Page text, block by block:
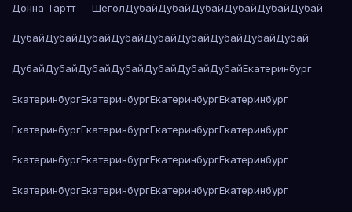
Донна Тартт — ЩеголДубайДубайДубайДубайДубайДубай
ДубайДубайДубайДубайДубайДубайДубайДубайДубай
ДубайДубайДубайДубайДубайДубайДубайЕкатеринбург
ЕкатеринбургЕкатеринбургЕкатеринбургЕкатеринбург
ЕкатеринбургЕкатеринбургЕкатеринбургЕкатеринбург
ЕкатеринбургЕкатеринбургЕкатеринбургЕкатеринбург
ЕкатеринбургЕкатеринбургЕкатеринбургЕкатеринбург